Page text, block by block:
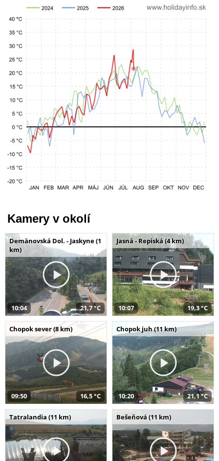
Kamery v okolí
Demänovská Dol. - Jaskyne (1
km)
10:04 21,7 °C
Jasná - Repiská (4 km)
10:07 19,3 °C
Chopok sever (8 km)
09:50 16,5 °C
Chopok juh (11 km)
10:20 21,1 °C
Tatralandia (11 km) Bešeňová (11 km)